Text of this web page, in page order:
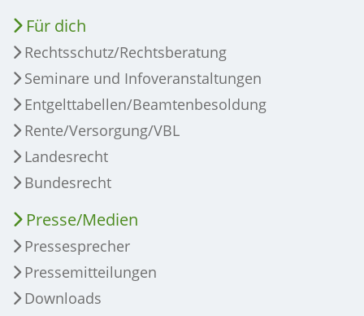
Für dich
Rechtsschutz/Rechtsberatung
Seminare und Infoveranstaltungen
Entgelttabellen/Beamtenbesoldung
Rente/Versorgung/VBL
Landesrecht
Bundesrecht
Presse/Medien
Pressesprecher
Pressemitteilungen
Downloads